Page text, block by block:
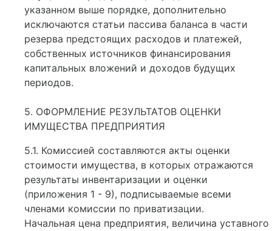
указанном выше порядке, дополнительно
исключаются статьи пассива баланса в части
резерва предстоящих расходов и платежей,
собственных источников финансирования
капитальных вложений и доходов будущих
периодов.
5. ОФОРМЛЕНИЕ РЕЗУЛЬТАТОВ ОЦЕНКИ
ИМУЩЕСТВА ПРЕДПРИЯТИЯ
5.1. Комиссией составляются акты оценки
стоимости имущества, в которых отражаются
результаты инвентаризации и оценки
(приложения 1 - 9), подписываемые всеми
членами комиссии по приватизации.
Начальная цена предприятия, величина уставного